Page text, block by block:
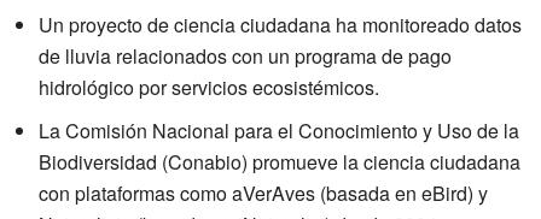
Un proyecto de ciencia ciudadana ha monitoreado datos
de lluvia relacionados con un programa de pago
hidrológico por servicios ecosistémicos.
La Comisión Nacional para el Conocimiento y Uso de la
Biodiversidad (Conabio) promueve la ciencia ciudadana
con plataformas como aVerAves (basada en eBird) y